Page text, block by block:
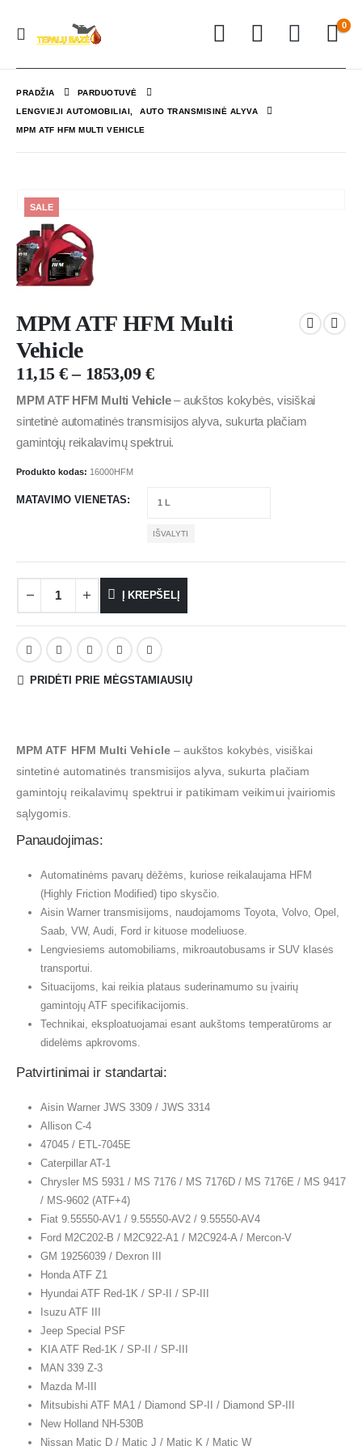
0
PRADŽIA PARDUOTUVĖ
LENGVIEJI AUTOMOBILIAI AUTO TRANSMISINĖ ALYVA
MPM ATF HFM MULTI VEHICLE
SALE
MPM ATF HFM Multi
Vehicle
11,15€ – 1853,09€
MPM ATF HFM Multi Vehicle– aukštos kokybės, visiškai
sintetinė automatinės transmisijos alyva, sukurta plačiam
gamintojų reikalavimų spektrui.
Produkto kodas: 16000HFM
MATAVIMO VIENETAS
IŠVALYTI
Į KREPŠELĮ
PRIDĖTI PRIE MĖGSTAMIAUSIŲ
MPM ATF HFM Multi Vehicle– aukštos kokybės, visiškai
sintetinė automatinės transmisijos alyva, sukurta plačiam
gamintojų reikalavimų spektrui ir patikimam veikimui įvairiomis
sąlygomis.
Panaudojimas:
Automatinėms pavarų dėžėms, kuriose reikalaujama HFM
(Highly Friction Modified) tipo skysčio.
Aisin Warner transmisijoms, naudojamoms Toyota, Volvo, Opel,
Saab, VW, Audi, Ford ir kituose modeliuose.
Lengviesiems automobiliams, mikroautobusams ir SUV klasės
transportui.
Situacijoms, kai reikia plataus suderinamumo su įvairių
gamintojų ATF specifikacijomis.
Technikai, eksploatuojamai esant aukštoms temperatūroms ar
didelėms apkrovoms.
Patvirtinimai ir standartai:
Aisin Warner JWS 3309 / JWS 3314
Allison C-4
47045 / ETL-7045E
Caterpillar AT-1
Chrysler MS 5931 / MS 7176 / MS 7176D / MS 7176E / MS 9417
/ MS-9602 (ATF+4)
Fiat 9.55550-AV1 / 9.55550-AV2 / 9.55550-AV4
Ford M2C202-B / M2C922-A1 / M2C924-A / Mercon-V
GM 19256039 / Dexron III
Honda ATF Z1
Hyundai ATF Red-1K / SP-II / SP-III
Isuzu ATF III
Jeep Special PSF
KIA ATF Red-1K / SP-II / SP-III
MAN 339 Z-3
Mazda M-III
Mitsubishi ATF MA1 / Diamond SP-II / Diamond SP-III
New Holland NH-530B
Nissan Matic D / Matic J / Matic K / Matic W